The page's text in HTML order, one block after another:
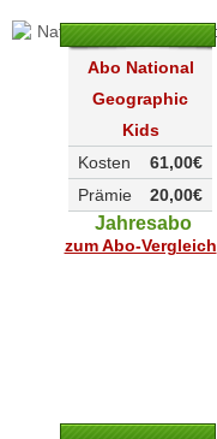
Abo National
Geographic
Kids
61,00€
Kosten
20,00€
Prämie
Jahresabo
zum Abo-Vergleich